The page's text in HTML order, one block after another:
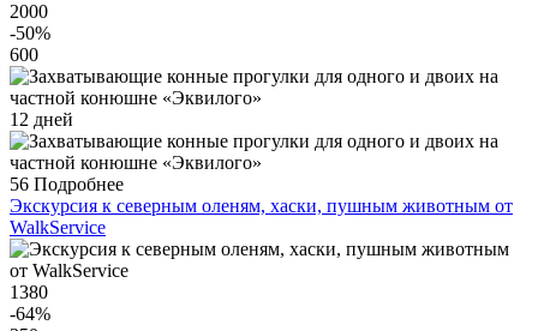
2000
-50%
600
12 дней
56 Подробнее
Экскурсия к северным оленям, хаски, пушным животным от
WalkService
1380
-64%